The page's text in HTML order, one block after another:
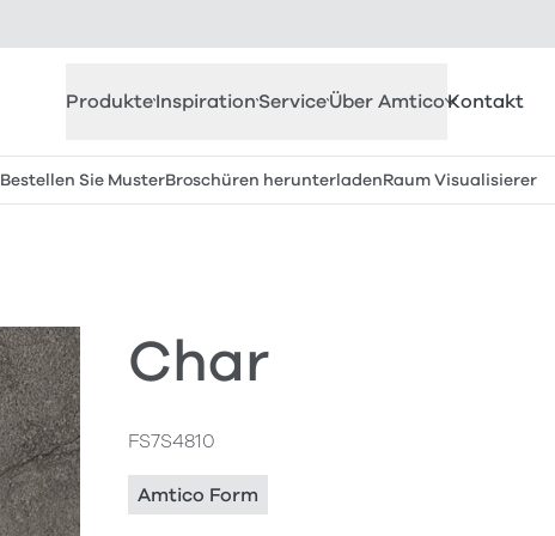
ProdukteInspirationServiceÜber AmticoKontakt
Bestellen Sie MusterBroschüren herunterladenRaum Visualisierer
Char
FS7S4810
Amtico Form